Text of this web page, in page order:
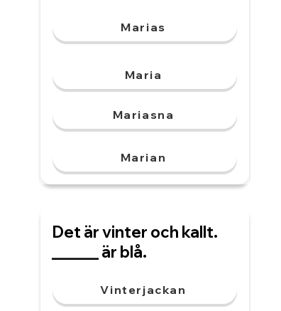
Marias
Maria
Mariasna
Marian
Det är vinter och kallt.
______ är blå.
Vinterjackan